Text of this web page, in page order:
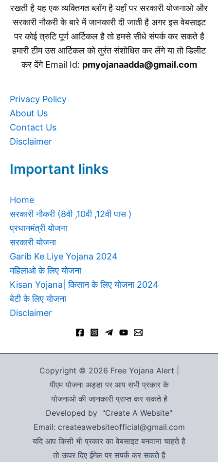
रखती है यह एक व्यक्तिगत ब्लॉग है यहाँ पर सरकारी योजनाओ और
सरकारी नौकरी के बारे में जानकारी दी जाती है अगर इस वेबसाइट
पर कोई त्रुटि पूर्ण आर्टिकल है तो हमसे सीधे संपर्क कर सकते है
हमारी टीम उस आर्टिकल को तुरंत संशोधित कर लेंगे या तो डिलीट
कर देंगे Email Id: pmyojanaadda@gmail.com
Privacy Policy
About Us
Contact Us
Disclaimer
Important links
Home
सरकारी नौकरी (8वी ,10वी ,12वी पास )
प्रधानमंत्री योजना
सरकारी योजना
Garib Ke Liye Yojana 2024
महिलाओ के लिए योजना
Kisan Yojana| किसान के लिए योजना 2024
बेटी के लिए योजना
Disclaimer
Copyright © 2026 Free Yojana Alert |
पीएम योजना अड्डा पर आप सभी प्रकार के
योजनाओ की जानकारी प्राप्त कर सकते है
Developed by "Create A Website"
Email: createawebsiteofficial@gmail.com
यदि आप किसी भी प्रकार का वेबसाइट बनवाना चाहते है
तो ऊपर दिए ईमेल पर संपर्क कर सकते है